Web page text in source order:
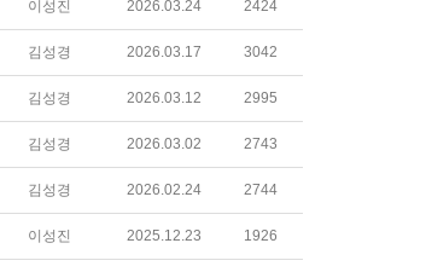
이성진 2026.03.24 2424
김성경 2026.03.17 3042
김성경 2026.03.12 2995
김성경 2026.03.02 2743
김성경 2026.02.24 2744
이성진 2025.12.23 1926